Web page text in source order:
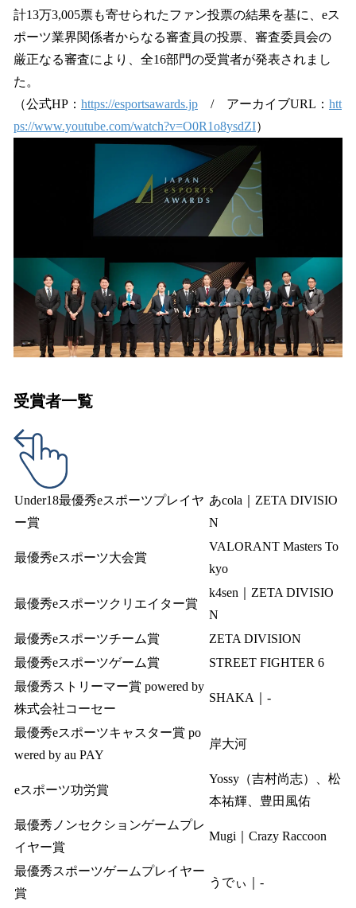
込
中
で
計13万3,005票も寄せられたファン投票の結果を基に、eス
ポーツ業界関係者からなる審査員の投票、審査委員会の
厳正なる審査により、全16部門の受賞者が発表されまし
た。
（公式HP： https://esportsawards.jp / アーカイブURL： htt
ps://www.youtube.com/watch?v=O0R1o8ysdZI）
受賞者一覧
Under18最優秀eスポーツプレイヤ
ー賞
あcola｜ZETA DIVISIO
N
最優秀eスポーツ大会賞
VALORANT Masters To
kyo
最優秀eスポーツクリエイター賞
k4sen｜ZETA DIVISIO
N
最優秀eスポーツチーム賞
ZETA DIVISION
最優秀eスポーツゲーム賞
STREET FIGHTER 6
最優秀ストリーマー賞 powered by
株式会社コーセー
SHAKA｜‐
最優秀eスポーツキャスター賞 po
wered by au PAY
岸大河
eスポーツ功労賞
Yossy（吉村尚志）、松
本祐輝、豊田風佑
最優秀ノンセクションゲームプレ
イヤー賞
Mugi｜Crazy Raccoon
最優秀スポーツゲームプレイヤー
賞
うでぃ｜-